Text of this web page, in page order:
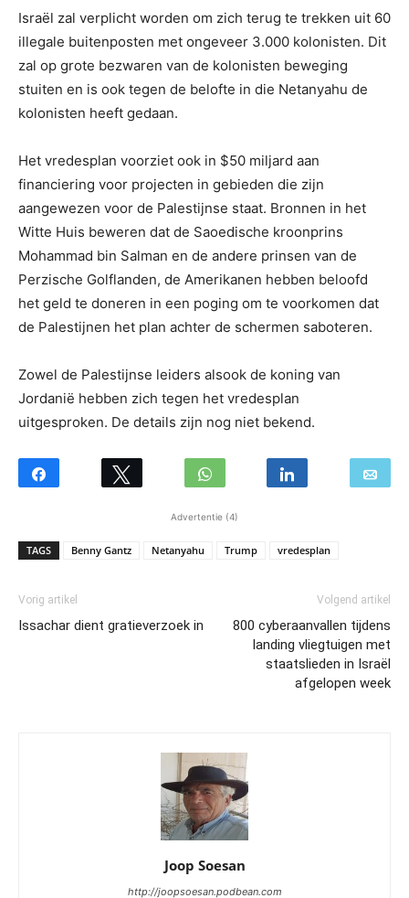
Israël zal verplicht worden om zich terug te trekken uit 60
illegale buitenposten met ongeveer 3.000 kolonisten. Dit
zal op grote bezwaren van de kolonisten beweging
stuiten en is ook tegen de belofte in die Netanyahu de
kolonisten heeft gedaan.
Het vredesplan voorziet ook in $50 miljard aan
financiering voor projecten in gebieden die zijn
aangewezen voor de Palestijnse staat. Bronnen in het
Witte Huis beweren dat de Saoedische kroonprins
Mohammad bin Salman en de andere prinsen van de
Perzische Golflanden, de Amerikanen hebben beloofd
het geld te doneren in een poging om te voorkomen dat
de Palestijnen het plan achter de schermen saboteren.
Zowel de Palestijnse leiders alsook de koning van
Jordanië hebben zich tegen het vredesplan
uitgesproken. De details zijn nog niet bekend.
Advertentie (4)
TAGS Benny Gantz Netanyahu Trump vredesplan
Vorig artikel
Issachar dient gratieverzoek in
Volgend artikel
800 cyberaanvallen tijdens
landing vliegtuigen met
staatslieden in Israël
afgelopen week
Joop Soesan
http://joopsoesan.podbean.com